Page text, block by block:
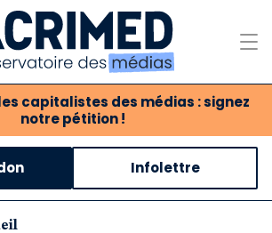
capitalistes des médias : signez
notre pétition !
Notre association
critique des médias
Nos propositions
Infolettre